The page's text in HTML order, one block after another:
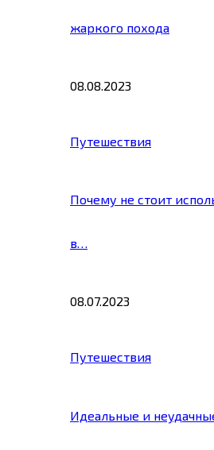
жаркого похода
08.08.2023
Путешествия
Почему не стоит
в…
08.07.2023
Путешествия
Идеальные и